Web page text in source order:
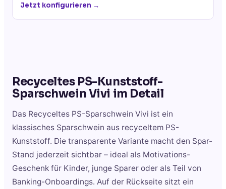
Jetzt konfigurieren →
Recyceltes PS-Kunststoff-
Sparschwein Vivi im Detail
Das Recyceltes PS-Sparschwein Vivi ist ein
klassisches Sparschwein aus recyceltem PS-
Kunststoff. Die transparente Variante macht den Spar-
Stand jederzeit sichtbar – ideal als Motivations-
Geschenk für Kinder, junge Sparer oder als Teil von
Banking-Onboardings. Auf der Rückseite sitzt ein